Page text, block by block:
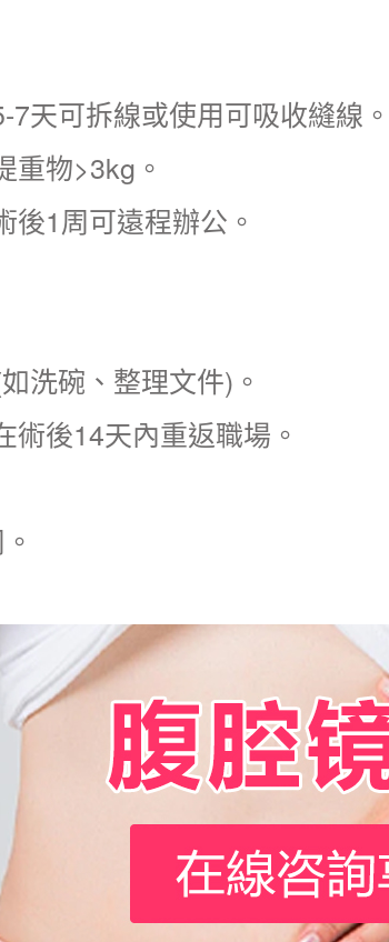
天可拆線或使用可吸收縫線。
重物>3kg。
1周可遠程辦公。
洗碗、整理文件)。
後14天內重返職場。